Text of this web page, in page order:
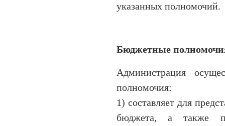
указанных полномочий.
Бюджетные
Администрация
полномочия:
1) составляет для
бюджета, а также